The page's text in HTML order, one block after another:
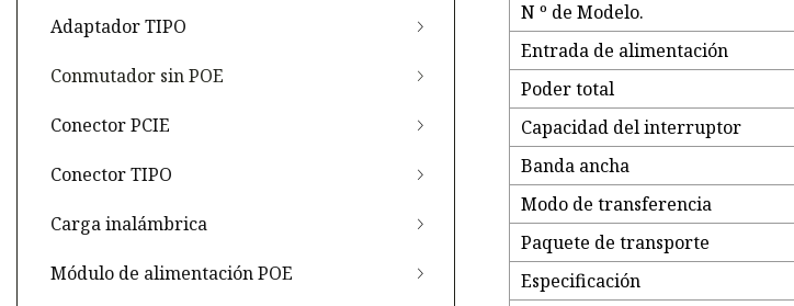
Adaptador TIPO
Conmutador sin POE
Conector PCIE
Conector TIPO
Carga inalámbrica
Módulo de alimentación POE
N º de Modelo.
Entrada de alimentación
Poder total
Capacidad del interruptor
Banda ancha
Modo de transferencia
Paquete de transporte
Especificación